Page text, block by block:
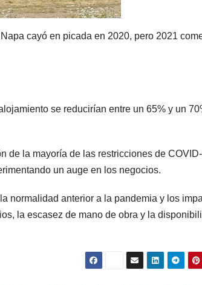
cayó en picada en 2020, pero 2021
se reducirían entre un 65% y un
de la mayoría de las restricciones de
un auge en los negocios.
normalidad anterior a la pandemia y los
la escasez de mano de obra y la